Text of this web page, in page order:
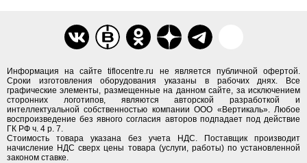
Информация на сайте tiflocentre.ru не является публичной офертой.
Сроки изготовления оборудования указаны в рабочих днях. Все
графические элементы, размещенные на данном сайте, за исключением
сторонних логотипов, являются авторской разработкой и
интеллектуальной собственностью компании ООО «Вертикаль». Любое
воспроизведение без явного согласия авторов подпадает под действие
ГК РФ ч. 4 р. 7.
Стоимость товара указана без учета НДС. Поставщик производит
начисление НДС сверх цены товара (услуги, работы) по установленной
законом ставке.